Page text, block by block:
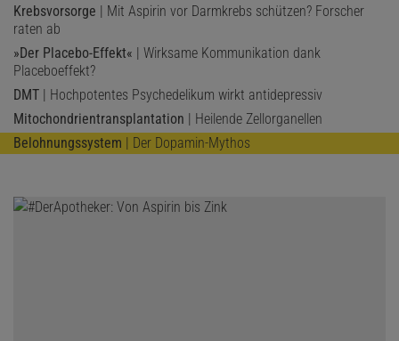
Krebsvorsorge | Mit Aspirin vor Darmkrebs schützen? Forscher
raten ab
»Der Placebo-Effekt« | Wirksame Kommunikation dank
Placeboeffekt?
DMT | Hochpotentes Psychedelikum wirkt antidepressiv
Mitochondrientransplantation | Heilende Zellorganellen
Belohnungssystem | Der Dopamin-Mythos